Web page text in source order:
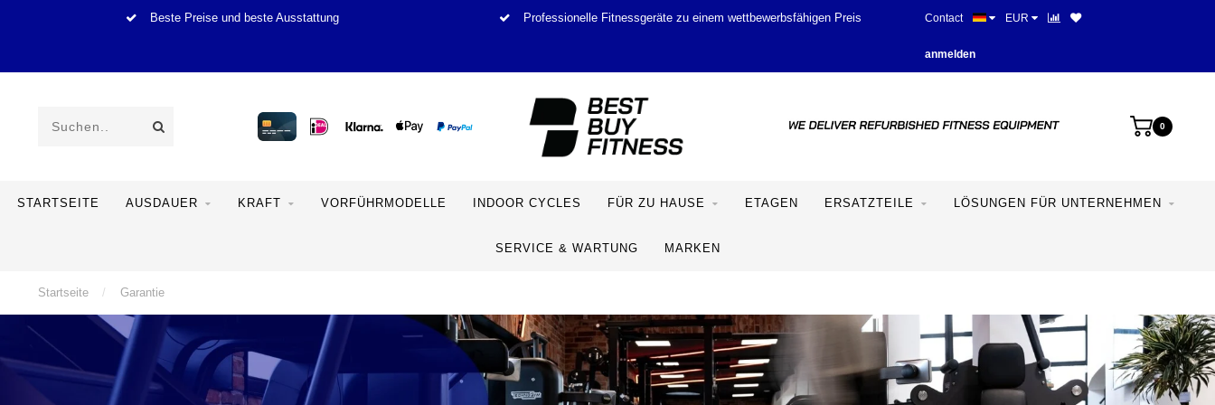
Beste Preise und beste Ausstattung Professionelle Fitnessgeräte zu einem wettbewerbsfähigen Preis Contact EUR
anmelden
0
STARTSEITE AUSDAUER KRAFT VORFÜHRMODELLE INDOOR CYCLES FÜR ZU HAUSE ETAGEN ERSATZTEILE LÖSUNGEN FÜR UNTERNEHMEN
SERVICE & WARTUNG MARKEN
Startseite / Garantie